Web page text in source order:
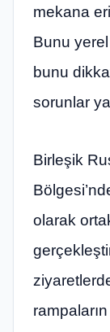
mekana
Bunu
bunu
sorunlar
Birleşik
olarak